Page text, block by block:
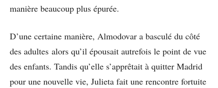
manière beaucoup plus épurée.
D’une certaine manière, Almodovar a basculé du côté
des adultes alors qu’il épousait autrefois le point de vue
des enfants. Tandis qu’elle s’apprêtait à quitter Madrid
pour une nouvelle vie, Julieta fait une rencontre fortuite